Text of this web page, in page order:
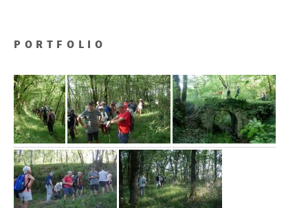
PORTFOLIO